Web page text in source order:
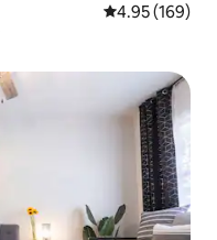
औसत रेटिंग 5 में से
4.95 (169)